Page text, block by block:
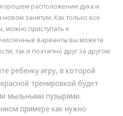
расположении духа и
занятии. Как только все
можно приступать к
варианты вы можете
так и поэтапно друг за другом:
ребенку игру, в которой
тренировкой будет
мыльными пузырями.
примере как нужно